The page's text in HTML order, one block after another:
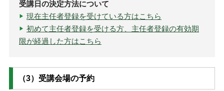
受講日の決定方法について
現在主任者登録を受けている方はこちら
初めて主任者登録を受ける方、主任者登録の有効期
限が経過した方はこちら
（3）受講会場の予約